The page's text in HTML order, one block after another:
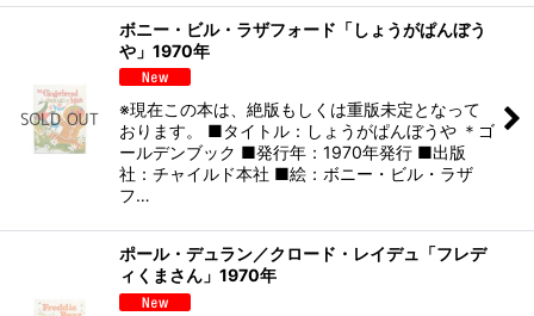
ボニー・ビル・ラザフォード「しょうがぱんぼう
や」1970年
※現在この本は、絶版もしくは重版未定となって
おります。 ■タイトル：しょうがぱんぼうや ＊ゴ
ールデンブック ■発行年：1970年発行 ■出版
社：チャイルド本社 ■絵：ボニー・ビル・ラザ
フ…
ポール・デュラン／クロード・レイデュ「フレデ
ィくまさん」1970年